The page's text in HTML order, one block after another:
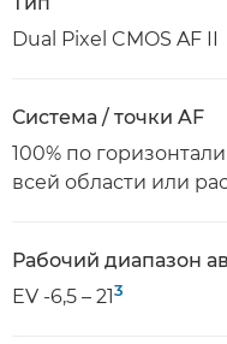
Dual Pixel CMOS AF II
Система / точки AF
100% по
всей области или
Рабочий диапазон
EV -6,5 – 213